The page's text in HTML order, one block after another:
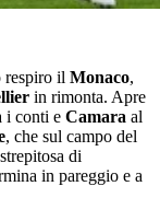
respiro il Monaco,
in rimonta. Apre
i conti e Camara al
, che sul campo del
di
in pareggio e a